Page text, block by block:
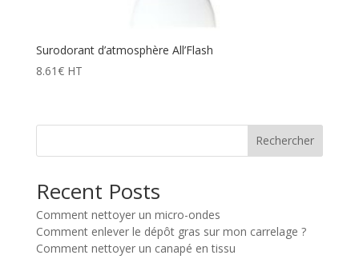
Surodorant d’atmosphère All’Flash
8.61€ HT
Rechercher
Recent Posts
Comment nettoyer un micro-ondes
Comment enlever le dépôt gras sur mon carrelage ?
Comment nettoyer un canapé en tissu